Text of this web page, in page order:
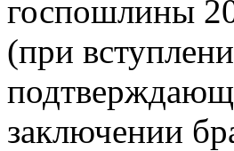
госпошлины
(при
заключении